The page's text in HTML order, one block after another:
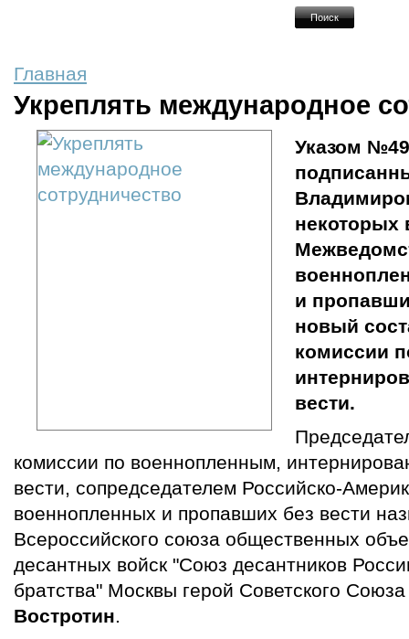
Главная
Укреплять международное
Указом
некоторых
и
новый
комиссии
вести.
комиссии по военнопленным,
вести, сопредседателем Российско-
военнопленных и пропавших без вести
Всероссийского союза общественных
десантных войск "Союз десантников
братства" Москвы герой Советского
Востротин.